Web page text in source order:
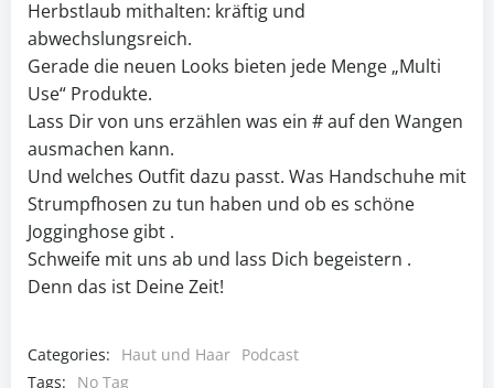
Herbstlaub mithalten: kräftig und
abwechslungsreich.
Gerade die neuen Looks bieten jede Menge „Multi
Use“ Produkte.
Lass Dir von uns erzählen was ein # auf den Wangen
ausmachen kann.
Und welches Outfit dazu passt. Was Handschuhe mit
Strumpfhosen zu tun haben und ob es schöne
Jogginghose gibt .
Schweife mit uns ab und lass Dich begeistern .
Denn das ist Deine Zeit!
Categories: Haut und Haar Podcast
Tags:
No Tag